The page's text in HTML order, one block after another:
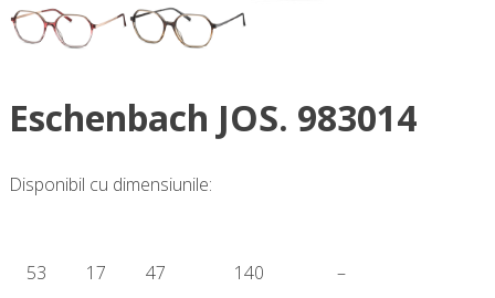
Eschenbach JOS. 983014
Disponibil cu dimensiunile:
53 17 47 140 –